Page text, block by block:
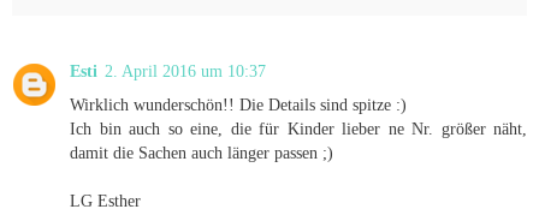
Esti 2. April 2016 um 10:37
Wirklich wunderschön!! Die Details sind spitze :)
Ich bin auch so eine, die für Kinder lieber ne Nr. größer näht,
damit die Sachen auch länger passen ;)
LG Esther